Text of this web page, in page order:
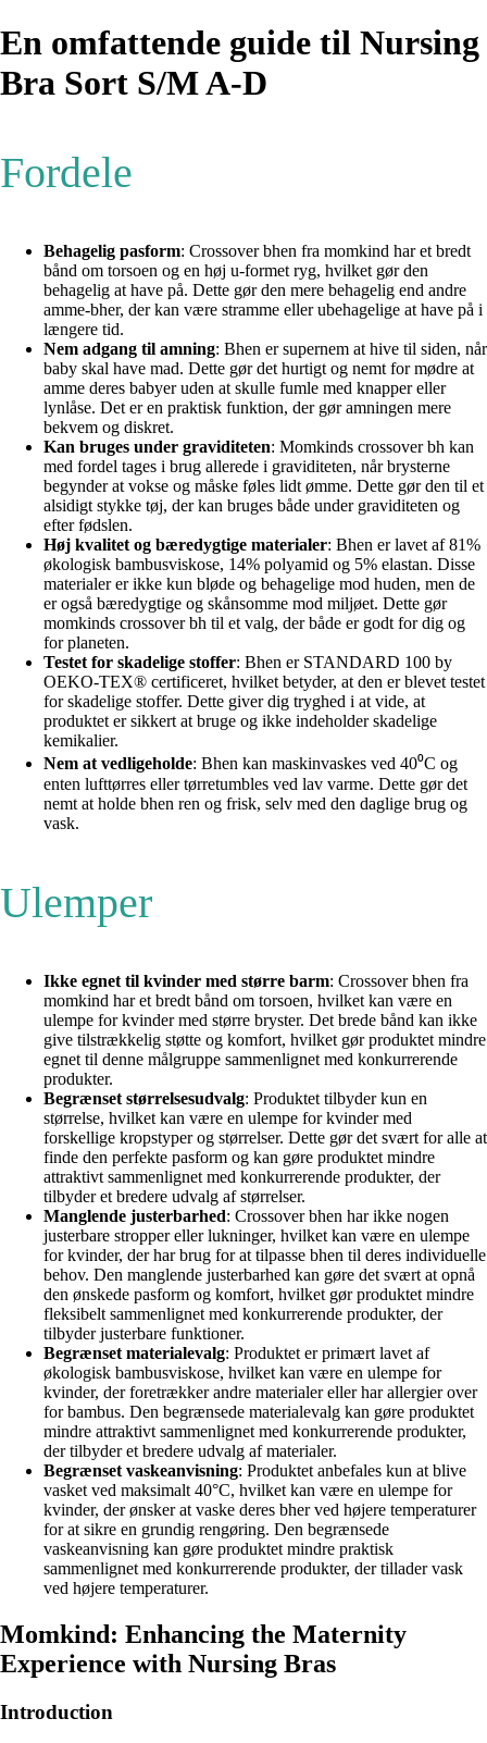
En omfattende guide til Nursing
Bra Sort S/M A-D
Fordele
Behagelig pasform: Crossover bhen fra momkind har et bredt
bånd om torsoen og en høj u-formet ryg, hvilket gør den
behagelig at have på. Dette gør den mere behagelig end andre
amme-bher, der kan være stramme eller ubehagelige at have på i
længere tid.
Nem adgang til amning: Bhen er supernem at hive til siden, når
baby skal have mad. Dette gør det hurtigt og nemt for mødre at
amme deres babyer uden at skulle fumle med knapper eller
lynlåse. Det er en praktisk funktion, der gør amningen mere
bekvem og diskret.
Kan bruges under graviditeten: Momkinds crossover bh kan
med fordel tages i brug allerede i graviditeten, når brysterne
begynder at vokse og måske føles lidt ømme. Dette gør den til et
alsidigt stykke tøj, der kan bruges både under graviditeten og
efter fødslen.
Høj kvalitet og bæredygtige materialer: Bhen er lavet af 81%
økologisk bambusviskose, 14% polyamid og 5% elastan. Disse
materialer er ikke kun bløde og behagelige mod huden, men de
er også bæredygtige og skånsomme mod miljøet. Dette gør
momkinds crossover bh til et valg, der både er godt for dig og
for planeten.
Testet for skadelige stoffer: Bhen er STANDARD 100 by
OEKO-TEX® certificeret, hvilket betyder, at den er blevet testet
for skadelige stoffer. Dette giver dig tryghed i at vide, at
produktet er sikkert at bruge og ikke indeholder skadelige
kemikalier.
Nem at vedligeholde: Bhen kan maskinvaskes ved 40⁰C og
enten lufttørres eller tørretumbles ved lav varme. Dette gør det
nemt at holde bhen ren og frisk, selv med den daglige brug og
vask.
Ulemper
Ikke egnet til kvinder med større barm: Crossover bhen fra
momkind har et bredt bånd om torsoen, hvilket kan være en
ulempe for kvinder med større bryster. Det brede bånd kan ikke
give tilstrækkelig støtte og komfort, hvilket gør produktet mindre
egnet til denne målgruppe sammenlignet med konkurrerende
produkter.
Begrænset størrelsesudvalg: Produktet tilbyder kun en
størrelse, hvilket kan være en ulempe for kvinder med
forskellige kropstyper og størrelser. Dette gør det svært for alle at
finde den perfekte pasform og kan gøre produktet mindre
attraktivt sammenlignet med konkurrerende produkter, der
tilbyder et bredere udvalg af størrelser.
Manglende justerbarhed: Crossover bhen har ikke nogen
justerbare stropper eller lukninger, hvilket kan være en ulempe
for kvinder, der har brug for at tilpasse bhen til deres individuelle
behov. Den manglende justerbarhed kan gøre det svært at opnå
den ønskede pasform og komfort, hvilket gør produktet mindre
fleksibelt sammenlignet med konkurrerende produkter, der
tilbyder justerbare funktioner.
Begrænset materialevalg: Produktet er primært lavet af
økologisk bambusviskose, hvilket kan være en ulempe for
kvinder, der foretrækker andre materialer eller har allergier over
for bambus. Den begrænsede materialevalg kan gøre produktet
mindre attraktivt sammenlignet med konkurrerende produkter,
der tilbyder et bredere udvalg af materialer.
Begrænset vaskeanvisning: Produktet anbefales kun at blive
vasket ved maksimalt 40°C, hvilket kan være en ulempe for
kvinder, der ønsker at vaske deres bher ved højere temperaturer
for at sikre en grundig rengøring. Den begrænsede
vaskeanvisning kan gøre produktet mindre praktisk
sammenlignet med konkurrerende produkter, der tillader vask
ved højere temperaturer.
Momkind: Enhancing the Maternity
Experience with Nursing Bras
Introduction